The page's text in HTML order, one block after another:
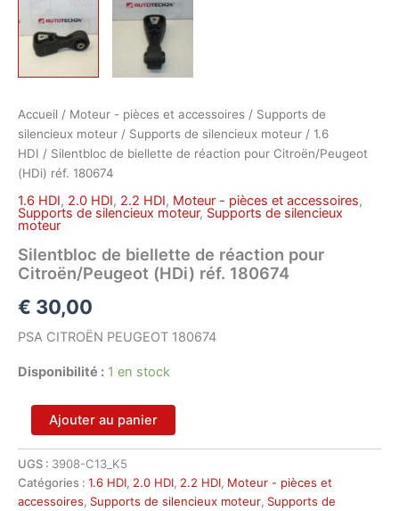
Accueil / Moteur - pièces et accessoires / Supports de
silencieux moteur / Supports de silencieux moteur / 1.6
HDI / Silentbloc de biellette de réaction pour Citroën/Peugeot
(HDi) réf. 180674
1.6 HDI, 2.0 HDI, 2.2 HDI, Moteur - pièces et accessoires,
Supports de silencieux moteur, Supports de silencieux
moteur
Silentbloc de biellette de réaction pour
Citroën/Peugeot (HDi) réf. 180674
€ 30,00
PSA CITROËN PEUGEOT 180674
Disponibilité : 1 en stock
quantité
de
Silentbloc
de
biellette
de
Ajouter au panier
UGS : 3908-C13_K5
Catégories : 1.6 HDI, 2.0 HDI, 2.2 HDI, Moteur - pièces et
accessoires, Supports de silencieux moteur, Supports de